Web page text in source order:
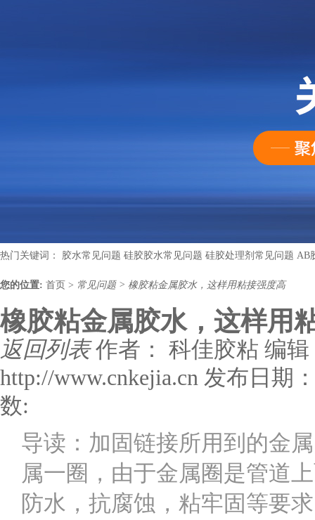
热门关键词： 胶水常见问题 硅胶胶水常见问题 硅胶处理剂常见问题 AB
您的位置: 首页 > 常见问题 > 橡胶粘金属胶水，这样用粘接强度高
橡胶粘金属胶水，这样用
返回列表作者： 科佳胶粘 编
http://www.cnkejia.cn 发布日期
数:
导读：加固链接所用到的金
属一圈，由于金属圈是管道
防水，抗腐蚀，粘牢固等要